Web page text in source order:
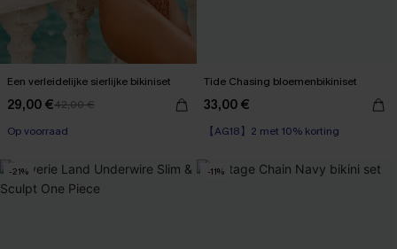
Een verleidelijke sierlijke bikiniset
29,00 €42,00 €
Op voorraad
Tide Chasing bloemenbikiniset
33,00 €
【AG18】2 met 10% korting
-21% -11%